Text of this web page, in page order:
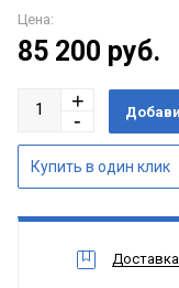
Цена:
85 200 руб.
Доставка